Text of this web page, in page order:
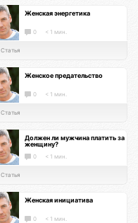
Женская энергетика
0 < 1 мин.
Статья
Женское предательство
0 < 1 мин.
Статья
Должен ли мужчина платить за
женщину?
0 < 1 мин.
Статья
Женская инициатива
0 < 1 мин.